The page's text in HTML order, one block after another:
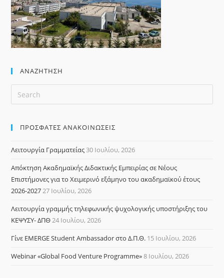
ΑΝΑΖΉΤΗΣΗ
ΠΡΟΣΦΑΤΕΣ ΑΝΑΚΟΙΝΩΣΕΙΣ
Λειτουργία Γραμματείας30 Ιουλίου, 2026
Απόκτηση Ακαδημαϊκής Διδακτικής Εμπειρίας σε Νέους
Επιστήμονες για το Χειμερινό εξάμηνο του ακαδημαϊκού έτους
2026-202727 Ιουλίου, 2026
Λειτουργία γραμμής τηλεφωνικής ψυχολογικής υποστήριξης του
ΚΕΨΥΣΥ- ΔΠΘ24 Ιουλίου, 2026
Γίνε EMERGE Student Ambassador στο Δ.Π.Θ. 15 Ιουλίου, 2026
Webinar «Global Food Venture Programme»8 Ιουλίου, 2026